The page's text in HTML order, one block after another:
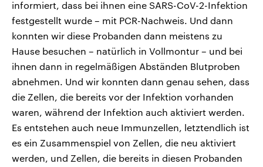
informiert, dass bei ihnen eine SARS-CoV-2-Infektion
festgestellt wurde – mit PCR-Nachweis. Und dann
konnten wir diese Probanden dann meistens zu
Hause besuchen – natürlich in Vollmontur – und bei
ihnen dann in regelmäßigen Abständen Blutproben
abnehmen. Und wir konnten dann genau sehen, dass
die Zellen, die bereits vor der Infektion vorhanden
waren, während der Infektion auch aktiviert werden.
Es entstehen auch neue Immunzellen, letztendlich ist
es ein Zusammenspiel von Zellen, die neu aktiviert
werden, und Zellen, die bereits in diesen Probanden